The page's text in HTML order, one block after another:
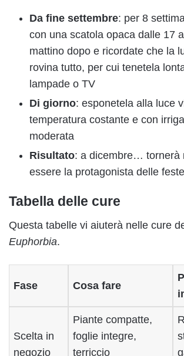
Da fine settembre: per 8
con una scatola opaca dalle 17
mattino dopo e ricordate che la
rovina tutto, per cui tenetela
lampade o TV
Di giorno: esponetela alla luce
temperatura costante e con
moderata
Risultato: a dicembre… tornerà
essere la protagonista delle feste
Tabella delle cure
Questa tabelle vi aiuterà nelle cure
Euphorbia.
Fase Cosa fare
Scelta in
negozio
Piante compatte,
foglie integre,
terriccio